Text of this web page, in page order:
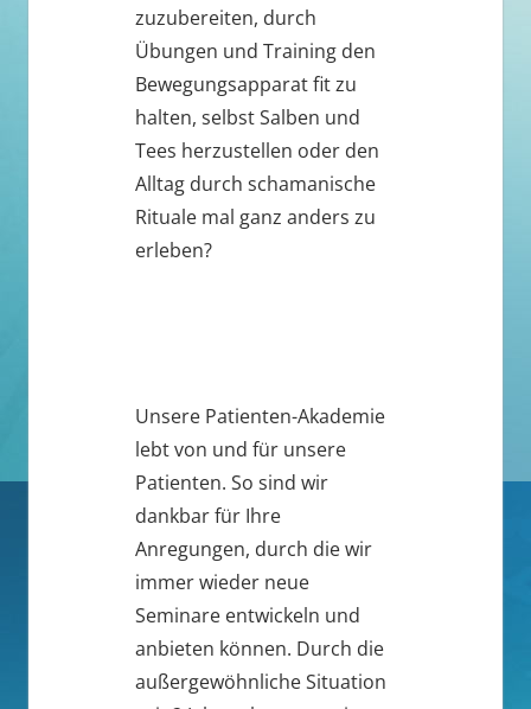
zuzubereiten, durch
Übungen und Training den
Bewegungsapparat fit zu
halten, selbst Salben und
Tees herzustellen oder den
Alltag durch schamanische
Rituale mal ganz anders zu
erleben?
Unsere Patienten-Akademie
lebt von und für unsere
Patienten. So sind wir
dankbar für Ihre
Anregungen, durch die wir
immer wieder neue
Seminare entwickeln und
anbieten können. Durch die
außergewöhnliche Situation